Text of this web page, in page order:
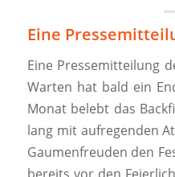
Eine
Eine Pressemitteilung
Warten hat bald ein
Monat belebt das
lang mit aufregenden
Gaumenfreuden den